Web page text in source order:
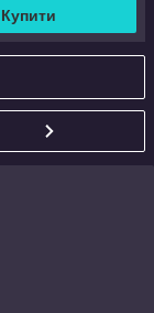
Купити